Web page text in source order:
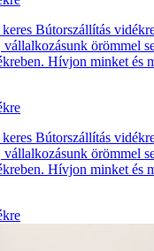
Bútorszállítás
vállalkozásunk örömmel
Hívjon minket és
Bútorszállítás
vállalkozásunk örömmel
Hívjon minket és